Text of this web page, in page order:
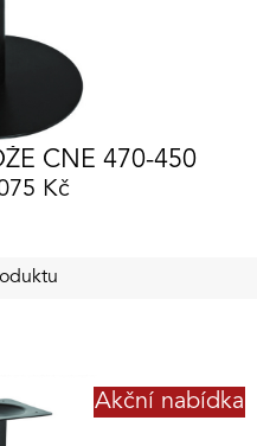
CNE 470-450
Kč
Akční nabídka